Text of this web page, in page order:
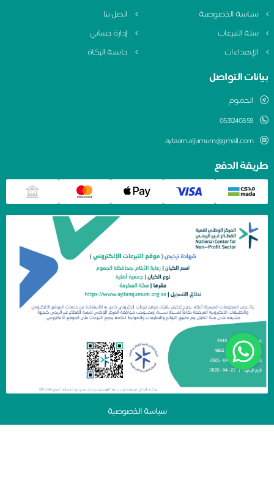
سياسة الخصوصية
اتصل بنا
سلة التبرعات
إدارة حسابي
الإهداءات
حاسبة الزكاة
بيانات التواصل
الجموم
0531240858
aytaam.aljumum@gmail.com
طريقة الدفع
سياسة الخصوصية